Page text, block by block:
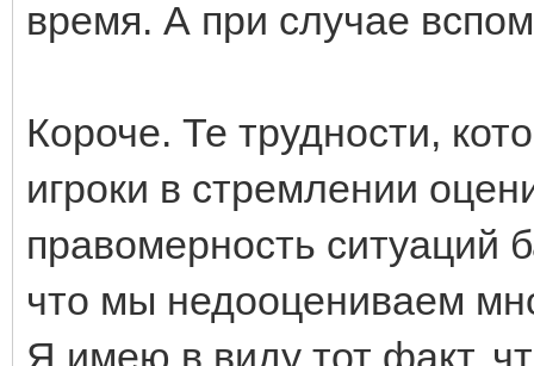
время. А при случае
Короче. Те трудности,
игроки в стремлении
правомерность ситуаций
что мы недооцениваем
Я имею в виду тот факт,